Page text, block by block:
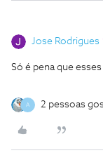
Jose Rodrigues
Só é pena que
A 2 pessoas